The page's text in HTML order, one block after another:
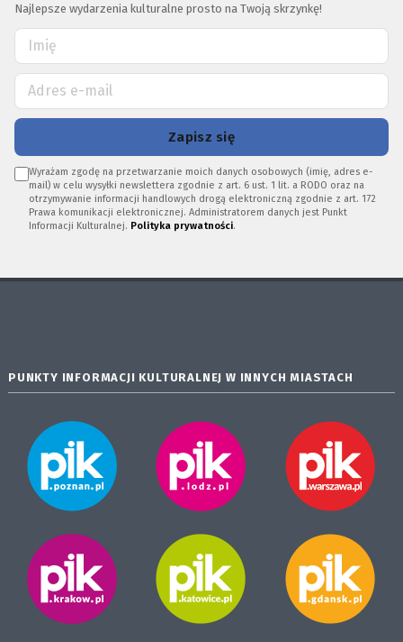
Najlepsze wydarzenia kulturalne prosto na Twoją skrzynkę!
Zapisz się
Wyrażam zgodę na przetwarzanie moich danych osobowych (imię, adres e-
mail) w celu wysyłki newslettera zgodnie z art. 6 ust. 1 lit. a RODO oraz na
otrzymywanie informacji handlowych drogą elektroniczną zgodnie z art. 172
Prawa komunikacji elektronicznej. Administratorem danych jest Punkt
Informacji Kulturalnej. Polityka prywatności.
PUNKTY INFORMACJI KULTURALNEJ W INNYCH MIASTACH